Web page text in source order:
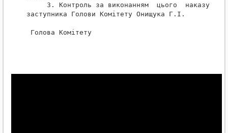
3. Контроль за виконанням  цього  наказу
заступника Голови Комітету Онищука Г.І.
Голова Комітету